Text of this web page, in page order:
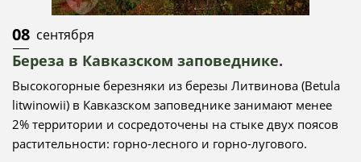
08 сентября
Береза в Кавказском заповеднике.
Высокогорные березняки из березы Литвинова (Betula
litwinowii) в Кавказском заповеднике занимают менее
2% территории и сосредоточены на стыке двух поясов
растительности: горно-лесного и горно-лугового.